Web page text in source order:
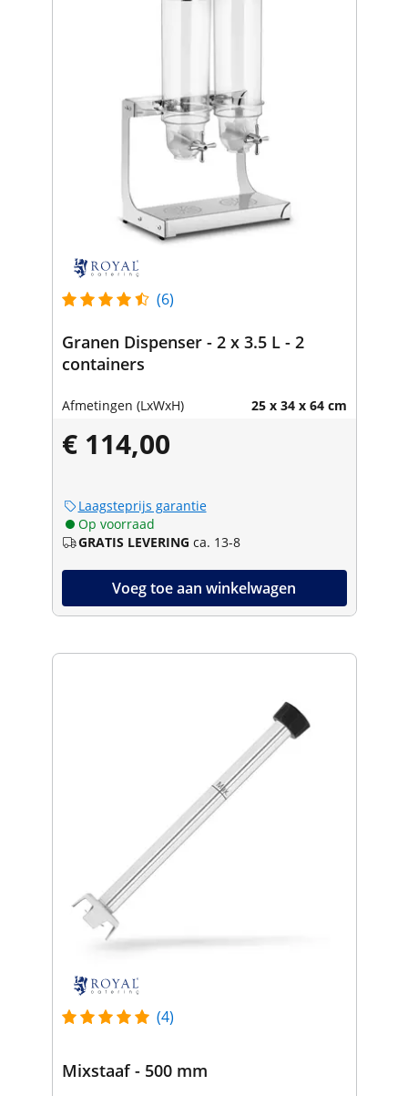
(6)
Granen Dispenser - 2 x 3.5 L - 2
containers
Afmetingen (LxWxH) 25 x 34 x 64 cm
€ 114,00
Laagsteprijs garantie
Op voorraad
GRATIS LEVERING ca. 13-8
Voeg toe aan winkelwagen
(4)
Mixstaaf - 500 mm